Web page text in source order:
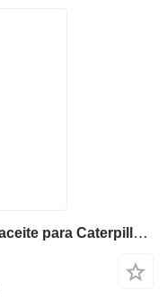
Caterpillar 2105954 enfriador de aceite para Caterpillar 414E, 416E, 420E, 422E, 428E, 430E, 432E, 434E, 442E, 444E retroexcavadora